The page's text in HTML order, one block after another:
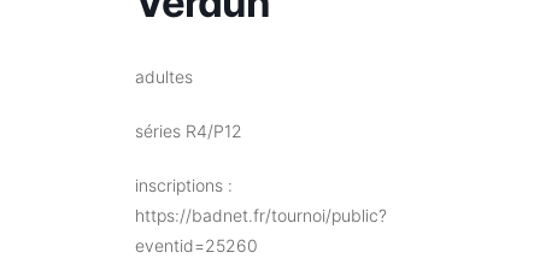
adultes
séries R4/P12
inscriptions :
https://badnet.fr/tournoi/public?
eventid=25260